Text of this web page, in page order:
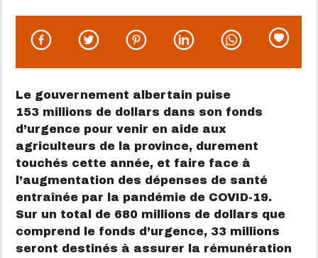
Le gouvernement albertain puise
153 millions de dollars dans son fonds
d’urgence pour venir en aide aux
agriculteurs de la province, durement
touchés cette année, et faire face à
l’augmentation des dépenses de santé
entraînée par la pandémie de COVID-19.
Sur un total de 680 millions de dollars que
comprend le fonds d’urgence, 33 millions
seront destinés à assurer la rémunération